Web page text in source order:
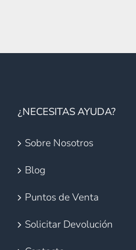
¿NECESITAS AYUDA?
Sobre Nosotros
Blog
Puntos de Venta
Solicitar Devolución